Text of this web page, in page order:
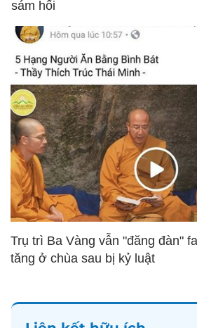
sám hối
Trụ trì Ba Vàng vẫn "đăng đàn"
tăng ở chùa sau bị kỷ luật